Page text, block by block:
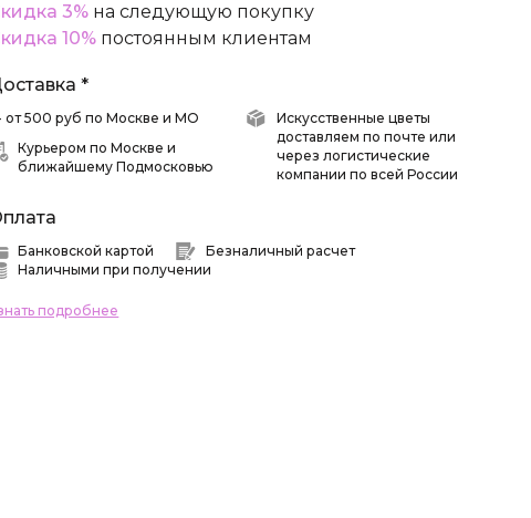
3% на следующую покупку
10% постоянным клиентам
*
от 500 руб по Москве и МО
Курьером по Москве и
ближайшему Подмосковью
Искусственные цветы
доставляем по почте или
через логистические
компании по всей России
Банковской картой
Безналичный расчет
Наличными при получении
подробнее